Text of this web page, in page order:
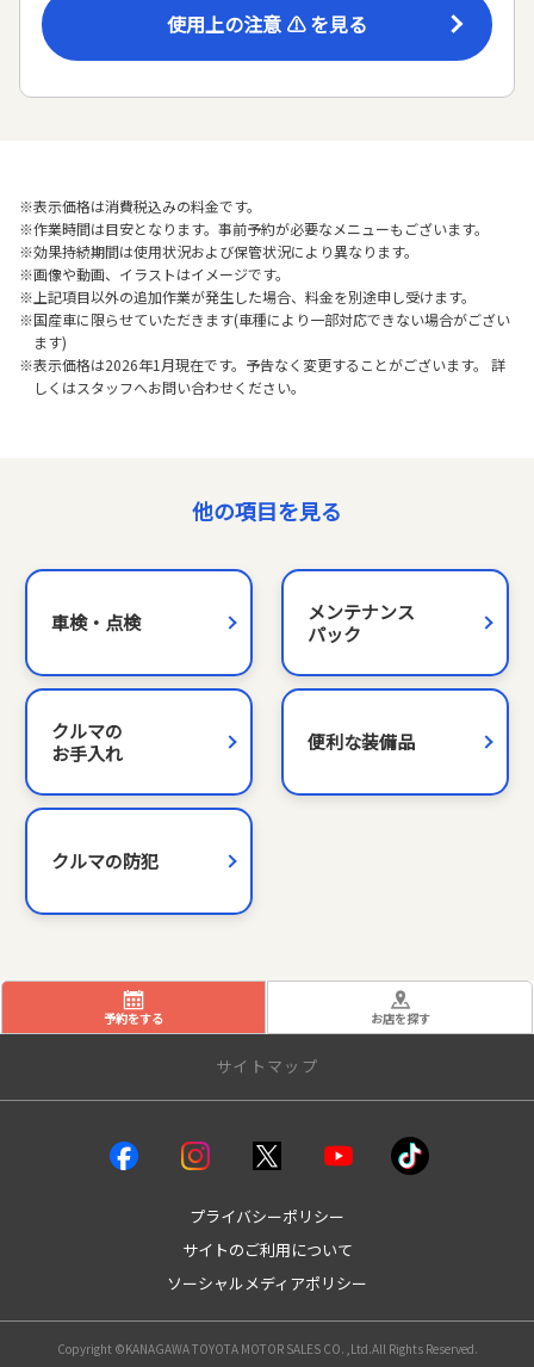
使用上の注意 ⚠ を見る
※表示価格は消費税込みの料金です。
※作業時間は目安となります。事前予約が必要なメニューもございます。
※効果持続期間は使用状況および保管状況により異なります。
※画像や動画、イラストはイメージです。
※上記項目以外の追加作業が発生した場合、料金を別途申し受けます。
※国産車に限らせていただきます(車種により一部対応できない場合がござい
ます)
※表示価格は2026年1月現在です。予告なく変更することがございます。 詳
しくはスタッフへお問い合わせください。
他の項目を見る
車検・点検
メンテナンス
パック
クルマの
お手入れ
便利な装備品
クルマの防犯
予約をする お店を探す
サイトマップ
プライバシーポリシー
サイトのご利用について
ソーシャルメディアポリシー
Copyright ©KANAGAWA TOYOTA MOTOR SALES CO. ,Ltd.All Rights Reserved.